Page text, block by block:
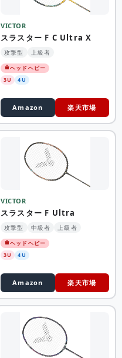
VICTOR
スラスター F C Ultra X
攻撃型 上級者
ヘッドヘビー
3U
4U
Amazon 楽天市場
VICTOR
スラスター F Ultra
攻撃型 中級者 上級者
ヘッドヘビー
3U
4U
Amazon 楽天市場